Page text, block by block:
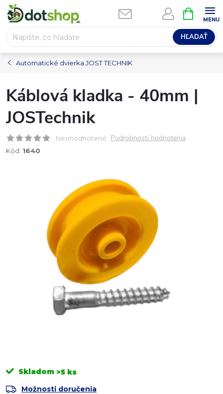
Prejsť
na
obsah
HĽADAŤ
KOŠÍK
Automatické dvierka JOST TECHNIK
Káblová kladka - 40mm |
JOSTechnik
Neohodnotené Podrobnosti hodnotenia
Kód: 1640
Skladom >5 ks
Možnosti doručenia